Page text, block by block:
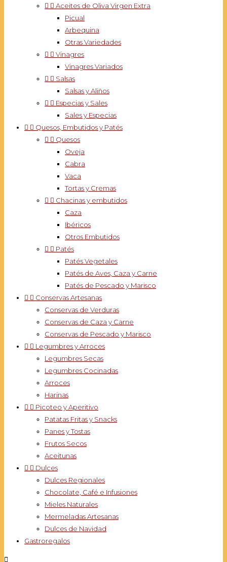
  Aceites de Oliva Virgen Extra
Picual
Arbequina
Otras Variedades
  Vinagres
Vinagres Variados
  Salsas
Salsas y Aliños
  Especias y Sales
Sales y Especias
  Quesos, Embutidos y Patés
  Quesos
Oveja
Cabra
Vaca
Tortas y Cremas
  Chacinas y embutidos
Caza
Ibéricos
Otros Embutidos
  Patés
Patés Vegetales
Patés de Aves, Caza y Carne
Patés de Pescado y Marisco
  Conservas Artesanas
Conservas de Verduras
Conservas de Caza y Carne
Conservas de Pescado y Marisco
  Legumbres y Arroces
Legumbres Secas
Legumbres Cocinadas
Arroces
Harinas
  Picoteo y Aperitivo
Patatas Fritas y Snacks
Panes y Tostas
Frutos Secos
Aceitunas
  Dulces
Dulces Regionales
Chocolate, Café e Infusiones
Mieles Naturales
Mermeladas Artesanas
Dulces de Navidad
Gastroregalos
